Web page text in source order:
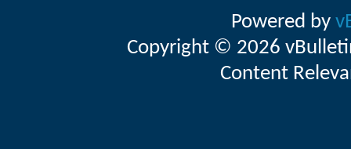
Powered by
Copyright © 2026
Content